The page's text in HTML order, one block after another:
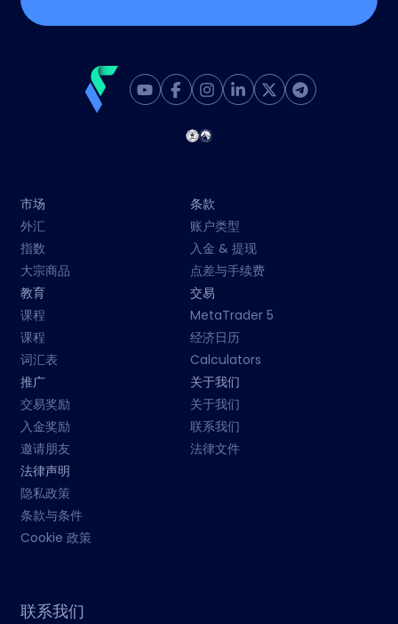
市场
外汇
指数
大宗商品
条款
账户类型
入金 & 提现
点差与手续费
教育
课程
课程
词汇表
交易
MetaTrader 5
经济日历
Calculators
推广
交易奖励
入金奖励
邀请朋友
关于我们
关于我们
联系我们
法律文件
法律声明
隐私政策
条款与条件
Cookie 政策
联系我们